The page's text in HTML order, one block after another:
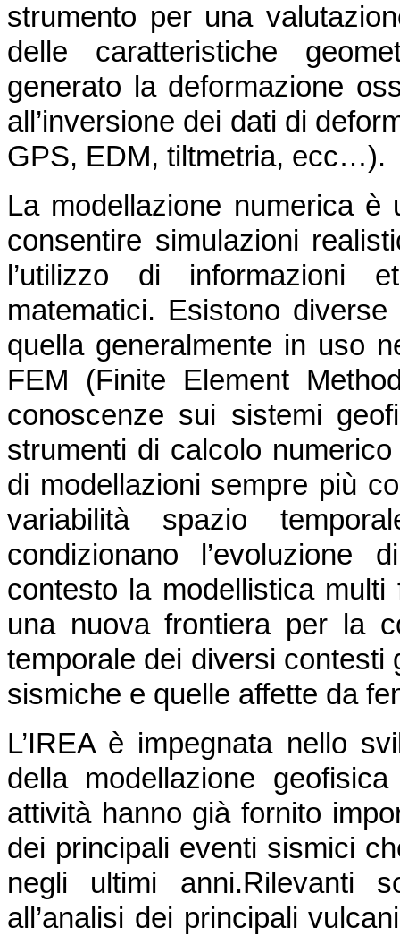
strumento per una
delle caratteristiche
generato la deformazione
all’inversione dei dati di
GPS, EDM, tiltmetria, ecc…).
La modellazione numerica
consentire simulazioni
l’utilizzo di informazioni
matematici. Esistono
quella generalmente in uso
FEM (Finite Element
conoscenze sui sistemi
strumenti di calcolo
di modellazioni sempre più
variabilità spazio
condizionano
contesto la modellistica
una nuova frontiera per la
temporale dei diversi contesti
sismiche e quelle affette da
L’IREA è impegnata nello
della modellazione
attività hanno già fornito
dei principali eventi sismici
negli ultimi anni.Rilevanti
all’analisi dei principali